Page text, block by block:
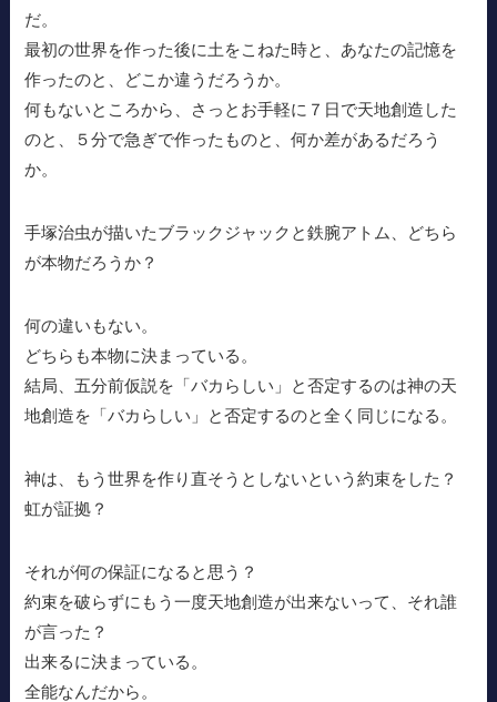
だ。
最初の世界を作った後に土をこねた時と、あなたの記憶を
作ったのと、どこか違うだろうか。
何もないところから、さっとお手軽に７日で天地創造した
のと、５分で急ぎで作ったものと、何か差があるだろう
か。
手塚治虫が描いたブラックジャックと鉄腕アトム、どちら
が本物だろうか？
何の違いもない。
どちらも本物に決まっている。
結局、五分前仮説を「バカらしい」と否定するのは神の天
地創造を「バカらしい」と否定するのと全く同じになる。
神は、もう世界を作り直そうとしないという約束をした？
虹が証拠？
それが何の保証になると思う？
約束を破らずにもう一度天地創造が出来ないって、それ誰
が言った？
出来るに決まっている。
全能なんだから。